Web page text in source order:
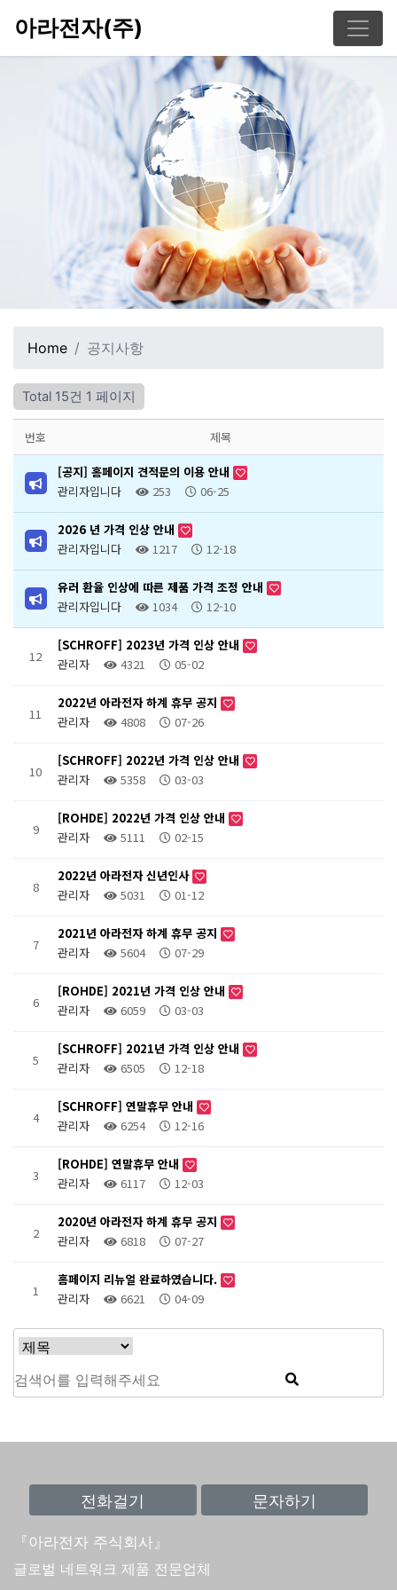
아라전자(주)
Home 공지사항
Total 15건 1 페이지
번호 제목
[공지] 홈페이지 견적문의 이용 안내
관리자입니다
253 06-25
2026 년 가격 인상 안내
관리자입니다
1217 12-18
유러 환율 인상에 따른 제품 가격 조정 안내
관리자입니다
1034 12-10
12
[SCHROFF] 2023년 가격 인상 안내
관리자
4321 05-02
11
2022년 아라전자 하계 휴무 공지
관리자
4808 07-26
10
[SCHROFF] 2022년 가격 인상 안내
관리자
5358 03-03
9
[ROHDE] 2022년 가격 인상 안내
관리자
5111 02-15
8
2022년 아라전자 신년인사
관리자
5031 01-12
7
2021년 아라전자 하계 휴무 공지
관리자
5604 07-29
6
[ROHDE] 2021년 가격 인상 안내
관리자
6059 03-03
5
[SCHROFF] 2021년 가격 인상 안내
관리자
6505 12-18
4
[SCHROFF] 연말휴무 안내
관리자
6254 12-16
3
[ROHDE] 연말휴무 안내
관리자
6117 12-03
2
2020년 아라전자 하계 휴무 공지
관리자
6818 07-27
1
홈페이지 리뉴얼 완료하였습니다.
관리자
6621 04-09
『아라전자 주식회사』
글로벌 네트워크 제품 전문업체